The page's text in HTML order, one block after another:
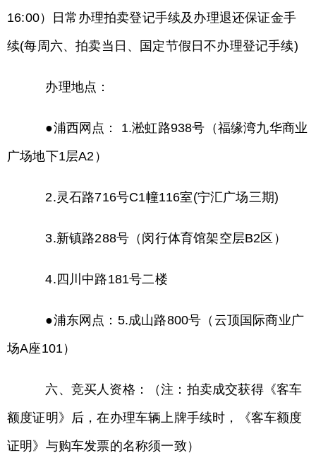
16:00）日常办理拍卖登记手续及办理退还保证金手
续(每周六、拍卖当日、国定节假日不办理登记手续)
办理地点：
●浦西网点： 1.淞虹路938号（福缘湾九华商业
广场地下1层A2）
2.灵石路716号C1幢116室(宁汇广场三期)
3.新镇路288号（闵行体育馆架空层B2区）
4.四川中路181号二楼
●浦东网点：5.成山路800号（云顶国际商业广
场A座101）
六、竞买人资格：（注：拍卖成交获得《客车
额度证明》后，在办理车辆上牌手续时，《客车额度
证明》与购车发票的名称须一致）